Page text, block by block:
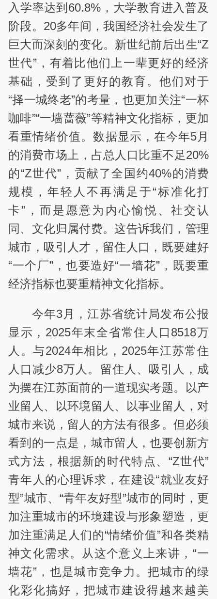
入学率达到60.8%，大学教育进入普及
阶段。20多年间，我国经济社会发生了
巨大而深刻的变化。新世纪前后出生“Z
世代”，有着比他们上一辈更好的经济
基础，受到了更好的教育。他们对于
“择一城终老”的考量，也更加关注“一杯
咖啡”“一墙蔷薇”等精神文化指标，更加
看重情绪价值。数据显示，在今年5月
的消费市场上，占总人口比重不足20%
的“Z世代”，贡献了全国约40%的消费
规模，年轻人不再满足于“标准化打
卡”，而是愿意为内心愉悦、社交认
同、文化归属付费。这告诉我们，管理
城市，吸引人才，留住人口，既要建好
“一个厂”，也要造好“一墙花”，既要重
经济指标也要重精神文化指标。
今年3月，江苏省统计局发布公报
显示，2025年末全省常住人口8518万
人。与2024年相比，2025年江苏常住
人口减少8万人。留住人、吸引人，成
为摆在江苏面前的一道现实考题。以产
业留人、以环境留人、以事业留人，对
城市来说，留人的方法有很多。但必须
看到的一点是，城市留人，也要创新方
式方法，根据新的时代特点、“Z世代”
青年人的心理诉求，在建设“就业友好
型”城市、“青年友好型”城市的同时，更
加注重城市的环境建设与形象塑造，更
加注重满足人们的“情绪价值”和各类精
神文化需求。从这个意义上来讲，“一
墙花”，也是城市竞争力。把城市的绿
化彩化搞好，把城市建设得越来越美